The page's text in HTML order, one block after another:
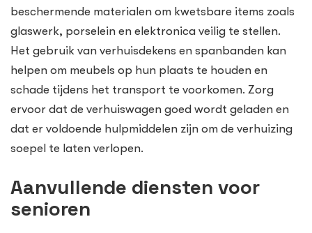
beschermende materialen om kwetsbare items zoals
glaswerk, porselein en elektronica veilig te stellen.
Het gebruik van verhuisdekens en spanbanden kan
helpen om meubels op hun plaats te houden en
schade tijdens het transport te voorkomen. Zorg
ervoor dat de verhuiswagen goed wordt geladen en
dat er voldoende hulpmiddelen zijn om de verhuizing
soepel te laten verlopen.
Aanvullende diensten voor
senioren